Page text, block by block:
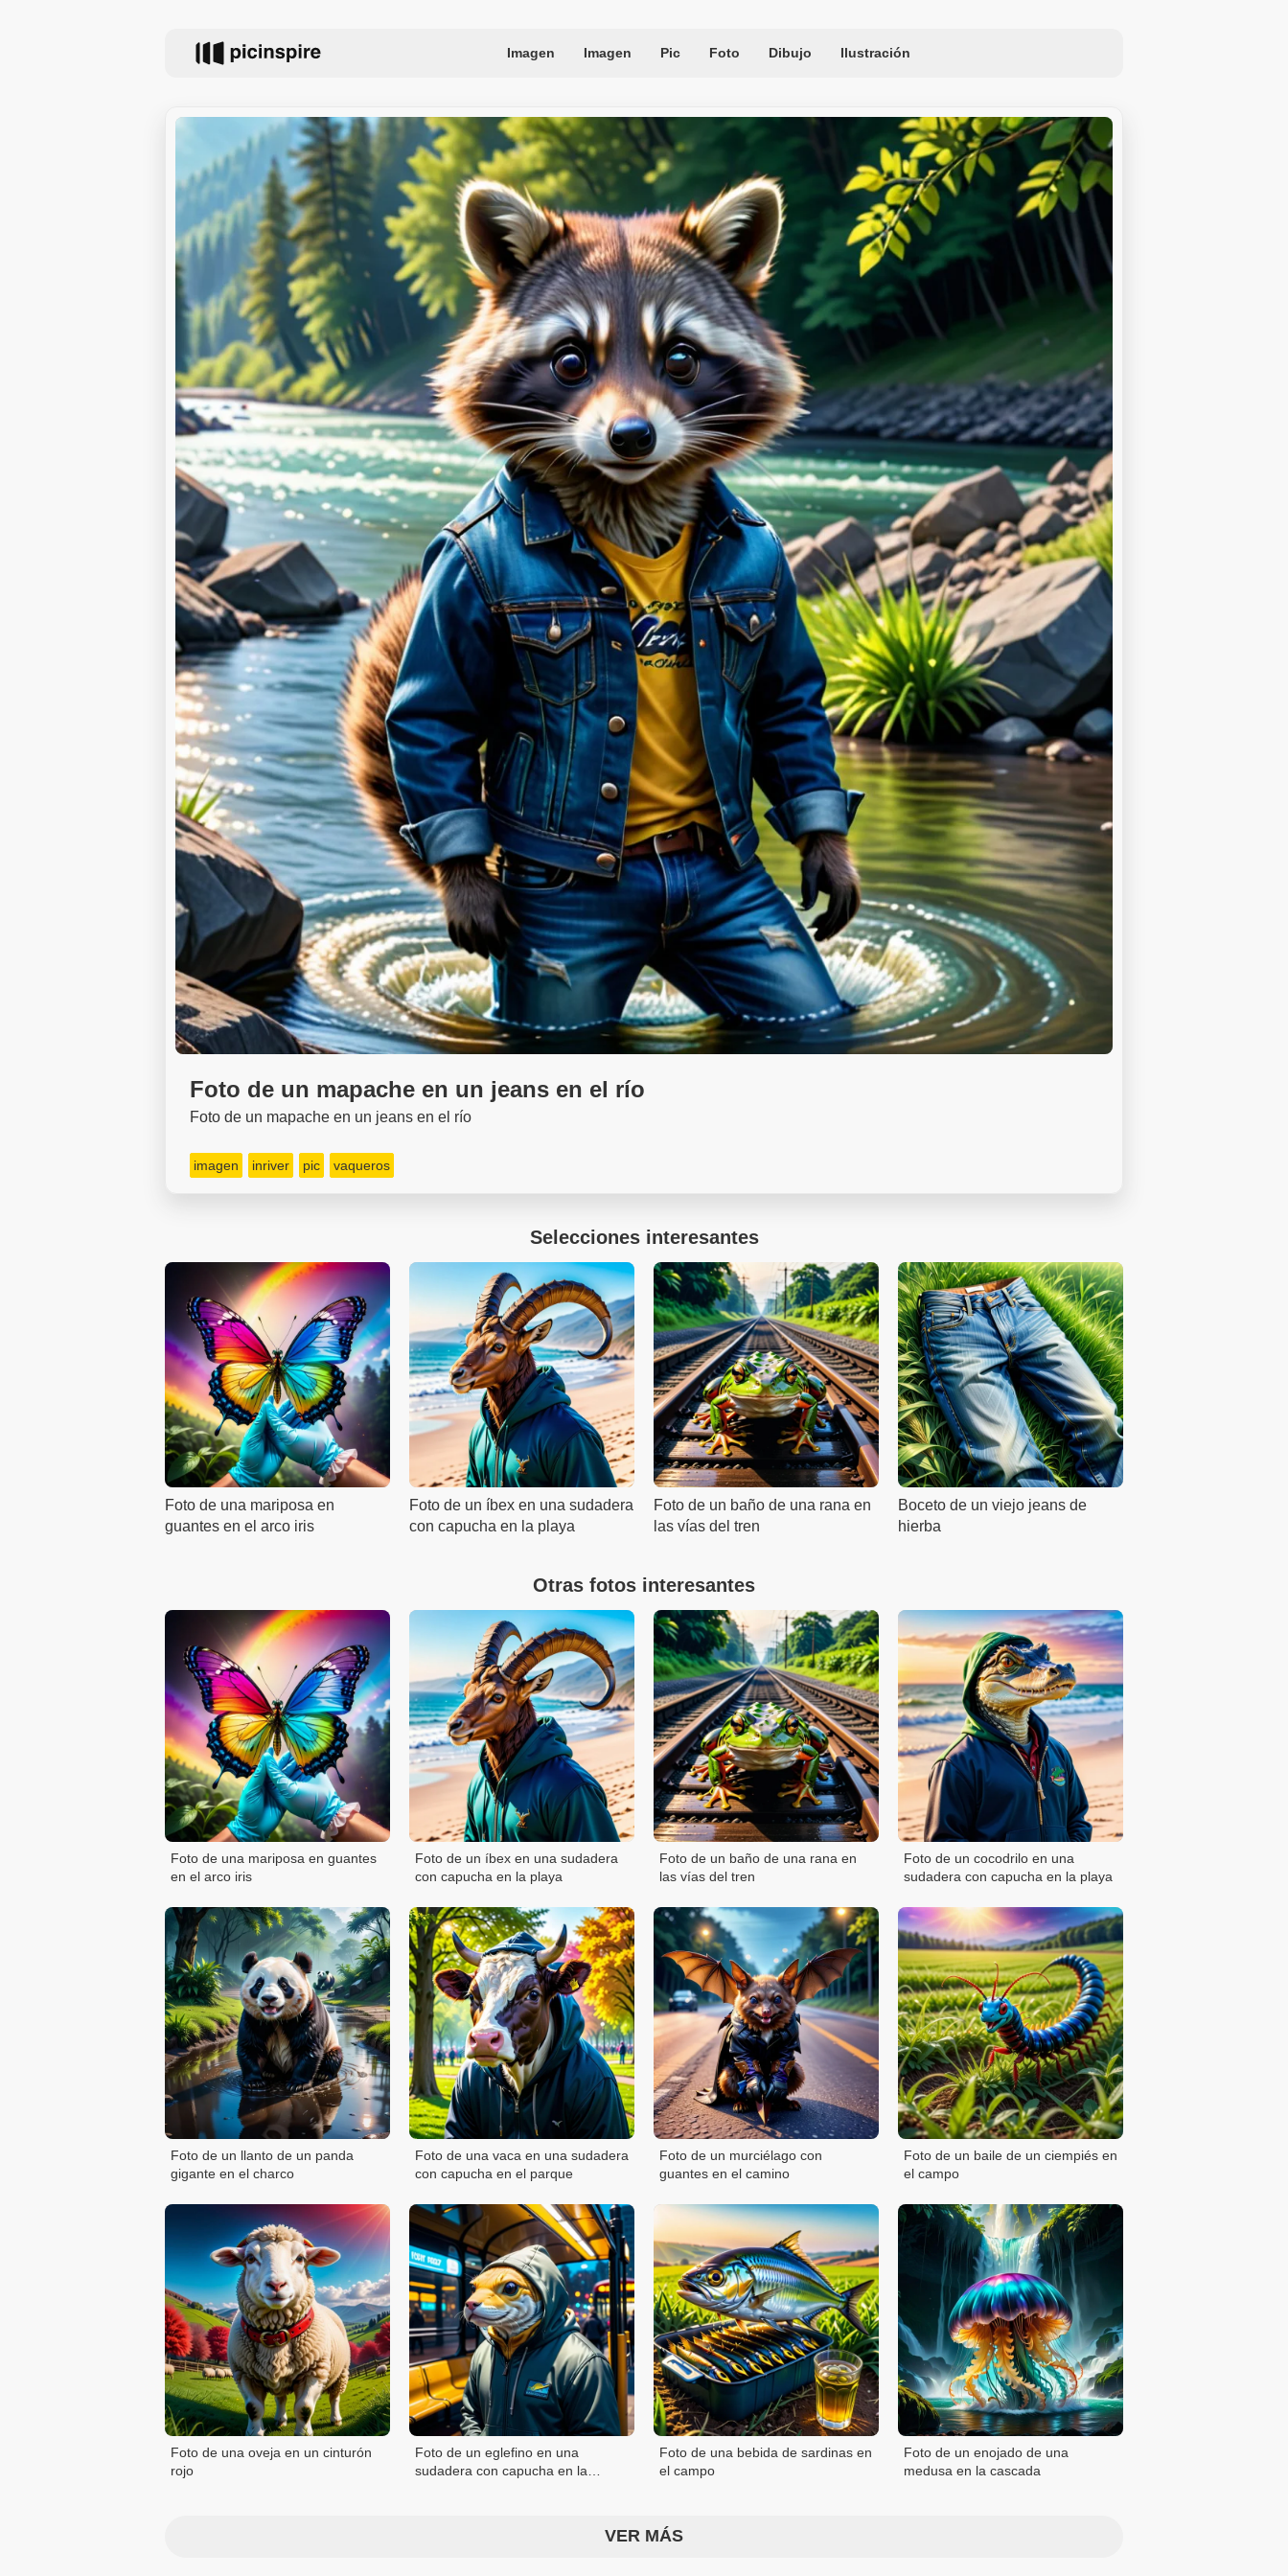
Imagen Imagen Pic Foto Dibujo Ilustración
Foto de un mapache en un jeans en el río
Foto de un mapache en un jeans en el río
imagen inriver pic vaqueros
Selecciones interesantes
Foto de una mariposa en
guantes en el arco iris
Foto de un íbex en una sudadera
con capucha en la playa
Foto de un baño de una rana en
las vías del tren
Boceto de un viejo jeans de
hierba
Otras fotos interesantes
Foto de una mariposa en guantes
en el arco iris
Foto de un íbex en una sudadera
con capucha en la playa
Foto de un baño de una rana en
las vías del tren
Foto de un cocodrilo en una
sudadera con capucha en la playa
Foto de un llanto de un panda
gigante en el charco
Foto de una vaca en una sudadera
con capucha en el parque
Foto de un murciélago con
guantes en el camino
Foto de un baile de un ciempiés en
el campo
Foto de una oveja en un cinturón
rojo
Foto de un eglefino en una
sudadera con capucha en la
Foto de una bebida de sardinas en
el campo
Foto de un enojado de una
medusa en la cascada
VER MÁS